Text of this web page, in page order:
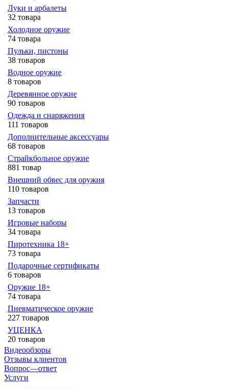
Луки и арбалеты
32 товара
Холодное оружие
74 товара
Пульки, пистоны
38 товаров
Водное оружие
8 товаров
Деревянное оружие
90 товаров
Одежда и снаряжения
111 товаров
Дополнительные аксессуары
68 товаров
Страйкбольное оружие
881 товар
Внешний обвес для оружия
110 товаров
Запчасти
13 товаров
Игровые наборы
34 товара
Пиротехника 18+
73 товара
Подарочные сертификаты
6 товаров
Оружие 18+
74 товара
Пневматическое оружие
227 товаров
УЦЕНКА
20 товаров
Видеообзоры
Отзывы клиентов
Вопрос—ответ
Услуги